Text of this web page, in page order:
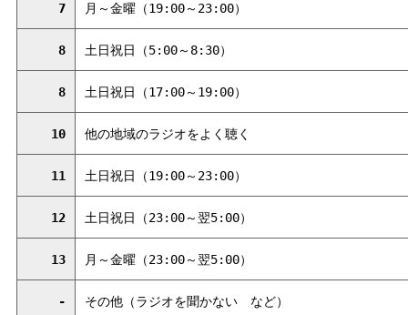
7 月～金曜（19:00～23:00）
8 土日祝日（5:00～8:30）
8 土日祝日（17:00～19:00）
10 他の地域のラジオをよく聴く
11 土日祝日（19:00～23:00）
12 土日祝日（23:00～翌5:00）
13 月～金曜（23:00～翌5:00）
- その他（ラジオを聞かない など）